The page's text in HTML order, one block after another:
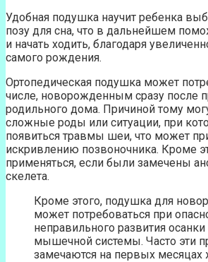
Удобная подушка научит ребенка
позу для сна, что в дальнейшем
и начать ходить, благодаря
самого рождения.
Ортопедическая подушка может
числе, новорожденным сразу после
родильного дома. Причиной тому
сложные роды или ситуации, при
появиться травмы шеи, что может
искривлению позвоночника. Кроме
применяться, если были замечены
скелета.
Кроме этого, подушка для
может потребоваться при
неправильного развития
мышечной системы. Часто эти
замечаются на первых месяцах